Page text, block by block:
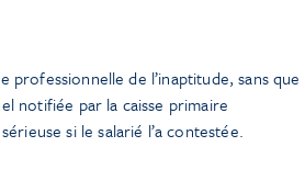
professionnelle de l’inaptitude, sans que
notifiée par la caisse primaire
si le salarié l’a contestée.